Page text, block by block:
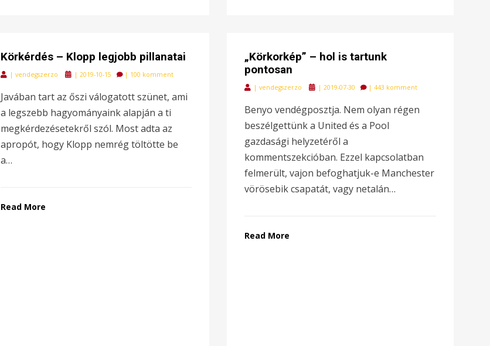
Körkérdés – Klopp legjobb pillanatai
| vendegszerzo
Posted
| 2019-10-15 | 100 komment
Javában tart az őszi válogatott szünet, ami
a legszebb hagyományaink alapján a ti
megkérdezésetekről szól. Most adta az
apropót, hogy Klopp nemrég töltötte be
a…
Read More
„Körkorkép” – hol is tartunk
pontosan
|vendegszerzo
Posted
|2019-07-30 |443 komment
Benyo vendégposztja. Nem olyan régen
beszélgettünk a United és a Pool
gazdasági helyzetéről a
kommentszekcióban. Ezzel kapcsolatban
felmerült, vajon befoghatjuk-e Manchester
vörösebik csapatát, vagy netalán…
Read More